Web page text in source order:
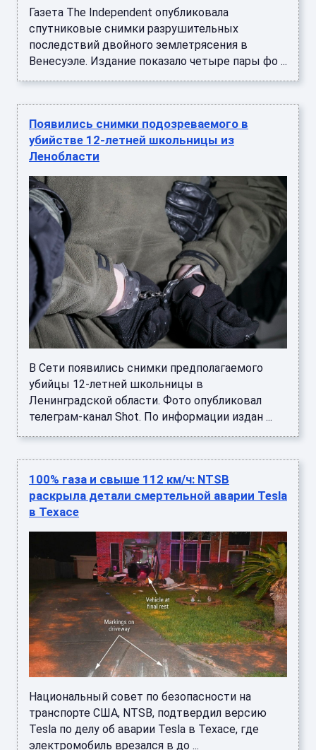
Газета The Independent опубликовала
спутниковые снимки разрушительных
последствий двойного землетрясения в
Венесуэле. Издание показало четыре пары фо ...
Появились снимки подозреваемого в
убийстве 12-летней школьницы из
Ленобласти
В Сети появились снимки предполагаемого
убийцы 12-летней школьницы в
Ленинградской области. Фото опубликовал
телеграм-канал Shot. По информации издан ...
100% газа и свыше 112 км/ч: NTSB
раскрыла детали смертельной аварии Tesla
в Техасе
Национальный совет по безопасности на
транспорте США, NTSB, подтвердил версию
Tesla по делу об аварии Tesla в Техасе, где
электромобиль врезался в до ...